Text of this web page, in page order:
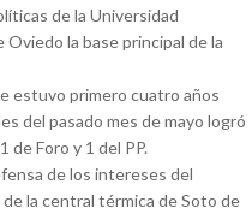
de la Universidad
la base principal de la
estuvo primero cuatro años
del pasado mes de mayo logró
de Foro y 1 del PP.
de los intereses del
la central térmica de Soto de